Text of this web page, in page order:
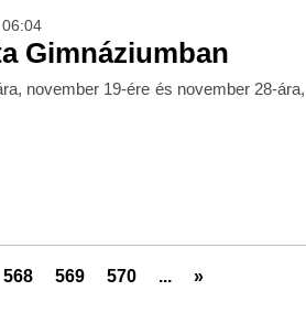
Gimnáziumban
november 19-ére és november 28-ára,
568 569 570 ... »